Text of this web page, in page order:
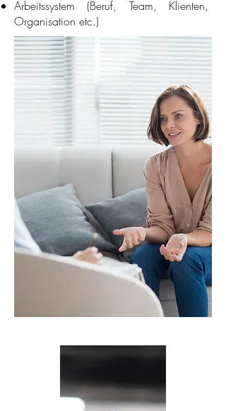
Arbeitssystem (Beruf, Team, Klienten,
Organisation etc.)